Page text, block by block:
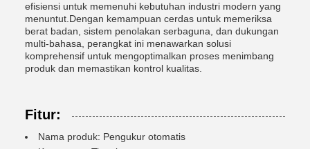
efisiensi untuk memenuhi kebutuhan industri modern yang
menuntut.Dengan kemampuan cerdas untuk memeriksa
berat badan, sistem penolakan serbaguna, dan dukungan
multi-bahasa, perangkat ini menawarkan solusi
komprehensif untuk mengoptimalkan proses menimbang
produk dan memastikan kontrol kualitas.
Fitur:
Nama produk: Pengukur otomatis